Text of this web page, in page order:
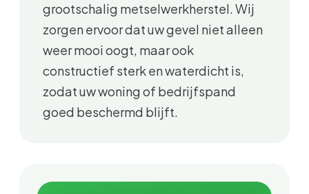
grootschalig metselwerkherstel. Wij
zorgen ervoor dat uw gevel niet alleen
weer mooi oogt, maar ook
constructief sterk en waterdicht is,
zodat uw woning of bedrijfspand
goed beschermd blijft.